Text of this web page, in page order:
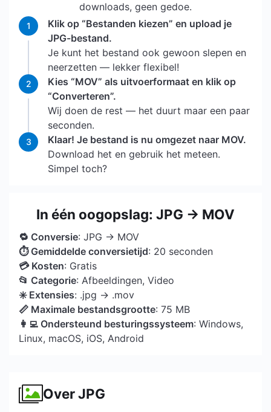
downloads, geen gedoe.
1
Klik op “Bestanden kiezen” en upload je
JPG-bestand.
Je kunt het bestand ook gewoon slepen en
neerzetten — lekker flexibel!
2
Kies “MOV” als uitvoerformaat en klik op
“Converteren”.
Wij doen de rest — het duurt maar een paar
seconden.
3
Klaar! Je bestand is nu omgezet naar MOV.
Download het en gebruik het meteen.
Simpel toch?
In één oogopslag: JPG → MOV
🔁 Conversie: JPG → MOV
⏱ Gemiddelde conversietijd: 20 seconden
💳 Kosten: Gratis
📂 Categorie: Afbeeldingen, Video
✳️ Extensies: .jpg → .mov
📏 Maximale bestandsgrootte: 75 MB
👩‍💻 Ondersteund besturingssysteem: Windows,
Linux, macOS, iOS, Android
Over JPG